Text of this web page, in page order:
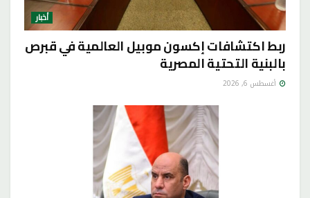
أخبار
ربط اكتشافات إكسون موبيل العالمية في قبرص
بالبنية التحتية المصرية
أغسطس 6, 2026